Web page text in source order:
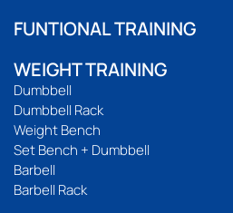
FUNTIONAL TRAINING
WEIGHT TRAINING
Dumbbell
Dumbbell Rack
Weight Bench
Set Bench + Dumbbell
Barbell
Barbell Rack